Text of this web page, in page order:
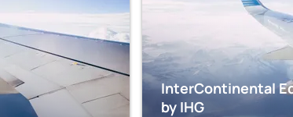
InterContinental
by IHG